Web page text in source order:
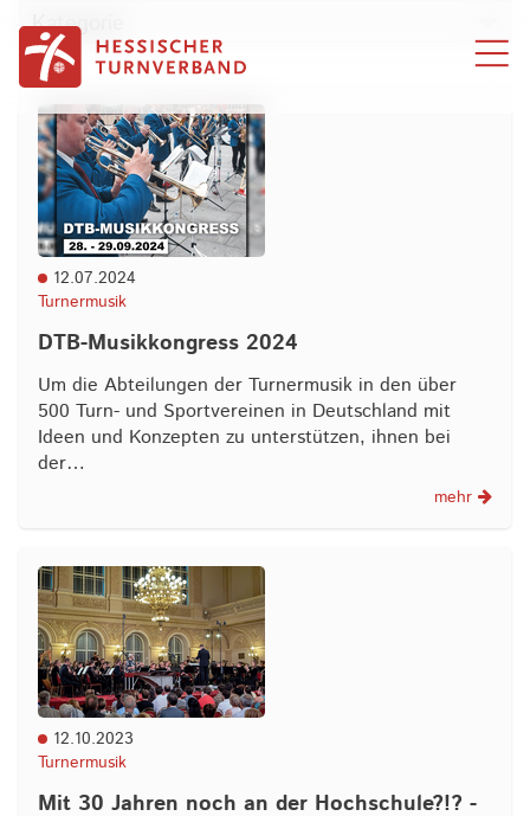
Kategorie
12.07.2024
Turnermusik
DTB-Musikkongress 2024
Um die Abteilungen der Turnermusik in den über
500 Turn- und Sportvereinen in Deutschland mit
Ideen und Konzepten zu unterstützen, ihnen bei
der…
mehr
12.10.2023
Turnermusik
Mit 30 Jahren noch an der Hochschule?!? -